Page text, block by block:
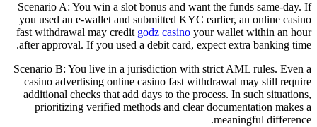
Scenario A: You win a slot bonus and want the funds same-day. If
you used an e-wallet and submitted KYC earlier, an online casino
fast withdrawal may credit godz casino your wallet within an hour
after approval. If you used a debit card, expect extra banking time.
Scenario B: You live in a jurisdiction with strict AML rules. Even a
casino advertising online casino fast withdrawal may still require
additional checks that add days to the process. In such situations,
prioritizing verified methods and clear documentation makes a
meaningful difference.